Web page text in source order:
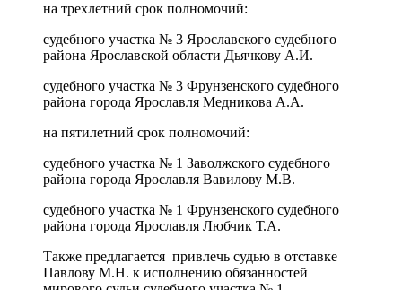
на трехлетний срок полномочий:
судебного участка № 3 Ярославского судебного
района Ярославской области Дьячкову А.И.
судебного участка № 3 Фрунзенского судебного
района города Ярославля Медникова А.А.
на пятилетний срок полномочий:
судебного участка № 1 Заволжского судебного
района города Ярославля Вавилову М.В.
судебного участка № 1 Фрунзенского судебного
района города Ярославля Любчик Т.А.
Также предлагается привлечь судью в отставке
Павлову М.Н. к исполнению обязанностей